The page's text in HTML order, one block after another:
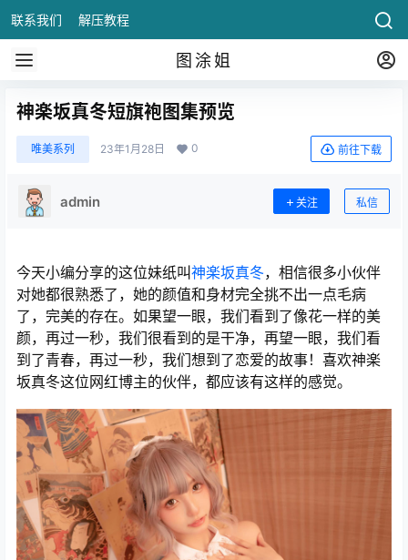
联系我们 解压教程
图涂姐
神楽坂真冬短旗袍图集预览
唯美系列 23年1月28日 0 前往下载
admin 关注 私信
今天小编分享的这位妹纸叫神楽坂真冬，相信很多小伙伴
对她都很熟悉了，她的颜值和身材完全挑不出一点毛病
了，完美的存在。如果望一眼，我们看到了像花一样的美
颜，再过一秒，我们很看到的是干净，再望一眼，我们看
到了青春，再过一秒，我们想到了恋爱的故事！喜欢神楽
坂真冬这位网红博主的伙伴，都应该有这样的感觉。